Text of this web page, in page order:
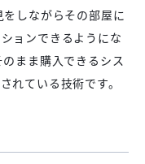
しながらその部屋に
ョンできるようにな
まま購入できるシス
れている技術です。